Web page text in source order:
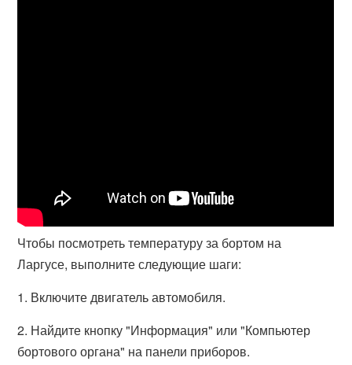
Чтобы посмотреть температуру за бортом на
Ларгусе, выполните следующие шаги:
1. Включите двигатель автомобиля.
2. Найдите кнопку "Информация" или "Компьютер
бортового органа" на панели приборов.